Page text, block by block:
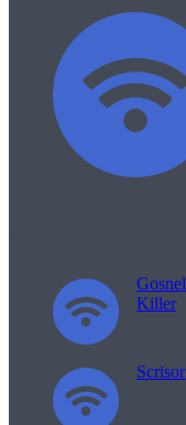
Killer